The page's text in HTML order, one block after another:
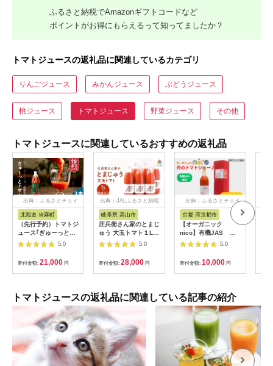
ふるさと納税でAmazonギフトコードなど
ポイントがお得にもらえるって知ってましたか？
トマトジュースの返礼品に関連しているカテゴリ
りんごジュース みかんジュース ぶどうジュース
桃ジュース トマトジュース 野菜ジュース その他
トマトジュースに関連しているおすすめの返礼品
出典：ふるさとチョイ
北海道 当麻町
（先行予約）トマトジ
ュース｢ぎゅーっとト
マト｣無塩セット
5.0
寄付金額: 21,000 円
出典：JALふるさと納税
岐阜県 高山市
庄兵衛さん家のとまじ
ゅう 大玉トマト１L×
６本入り トマトジュ
ース 完熟トマト 無塩
無添加 大玉トマト こ
だわりトマト 美味し
い トマト とまと ジュ
園 BN005
5.0
寄付金額: 28,000 円
出典：ふるさとチョイ
京都 府京都市
【オーガニック
nico】有機JAS 丹
のトマトジュース
5.0
寄付金額: 10,000 円
トマトジュースの返礼品に関連している記事の紹介